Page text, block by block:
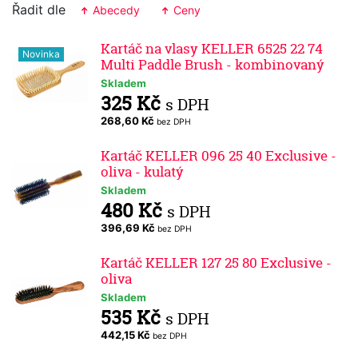
Řadit dle Abecedy Ceny
Novinka
Kartáč na vlasy KELLER 6525 22 74
Multi Paddle Brush - kombinovaný
Skladem
325 Kč s DPH
268,60 Kč bez DPH
Kartáč KELLER 096 25 40 Exclusive -
oliva - kulatý
Skladem
480 Kč s DPH
396,69 Kč bez DPH
Kartáč KELLER 127 25 80 Exclusive -
oliva
Skladem
535 Kč s DPH
442,15 Kč bez DPH